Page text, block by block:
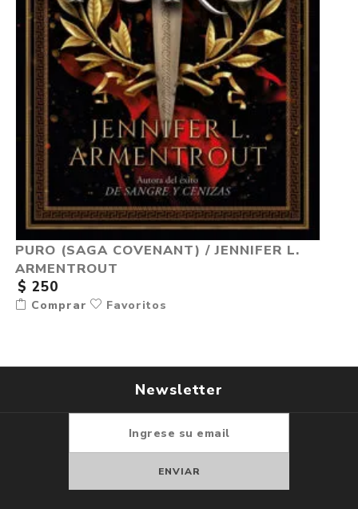
PURO (SAGA COVENANT) / JENNIFER L.
ARMENTROUT
$ 250
Comprar Favoritos
Newsletter